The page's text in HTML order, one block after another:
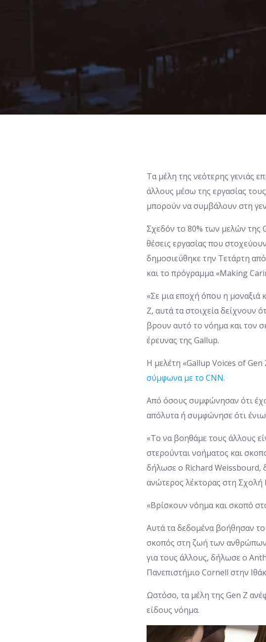
Τα μέλη της νεότερης γενιάς
άλλους μέσω της εργασίας
μπορούν να συμβάλουν στη
Σχεδόν το 80% των μελών της
θέσεις εργασίας που
δημοσιεύθηκε την Τετάρτη
και το πρόγραμμα «Making
«Σε μια εποχή όπου η μοναξιά
Ζ, αυτά τα στοιχεία δείχνουν
βρουν αυτό το νόημα και τον
έρευνας της Gallup.
Η μελέτη «Gallup Voices of
σύμφωνα με το CNN.
Από όσους συμφώνησαν ότι
απόλυτα ή συμφώνησε ότι
«Το να βοηθάμε τους άλλους
στερούνται νοήματος και
δήλωσε ο Richard Weissbourd,
ανώτερος λέκτορας στη
«Βρίσκουν νόημα και σκοπό
Αυτά τα δεδομένα βοήθησαν
σκοπός στη ζωή των ανθρώπων
για τους άλλους, δήλωσε ο
Πανεπιστήμιο Cornell στην
Ωστόσο, τα μέλη της Gen Z
είδους νόημα.